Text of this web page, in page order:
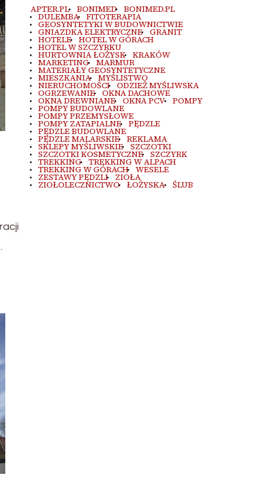
APTER.PL BONIMED BONIMED.PL
DULEMBA FITOTERAPIA
GEOSYNTETYKI W BUDOWNICTWIE
GNIAZDKA ELEKTRYCZNE GRANIT
HOTELE HOTEL W GÓRACH
HOTEL W SZCZYRKU
HURTOWNIA ŁOŻYSK KRAKÓW
MARKETING MARMUR
MATERIAŁY GEOSYNTETYCZNE
MIESZKANIA MYŚLISTWO
NIERUCHOMOŚCI ODZIEŻ MYŚLIWSKA
OGRZEWANIE OKNA DACHOWE
OKNA DREWNIANE OKNA PCV POMPY
POMPY BUDOWLANE
POMPY PRZEMYSŁOWE
POMPY ZATAPIALNE PĘDZLE
PĘDZLE BUDOWLANE
PĘDZLE MALARSKIE REKLAMA
SKLEPY MYŚLIWSKIE SZCZOTKI
SZCZOTKI KOSMETYCZNE SZCZYRK
TREKKING TREKKING W ALPACH
TREKKING W GÓRACH WESELE
ZESTAWY PĘDZLI ZIOŁA
ZIOŁOLECZNICTWO ŁOŻYSKA ŚLUB